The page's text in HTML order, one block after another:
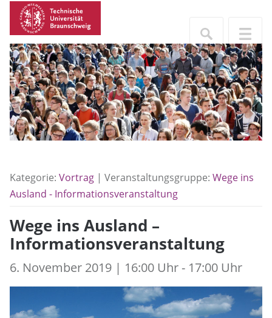
Kategorie: Vortrag | Veranstaltungsgruppe: Wege ins
Ausland - Informationsveranstaltung
Wege ins Ausland –
Informationsveranstaltung
6. November 2019 | 16:00 Uhr - 17:00 Uhr